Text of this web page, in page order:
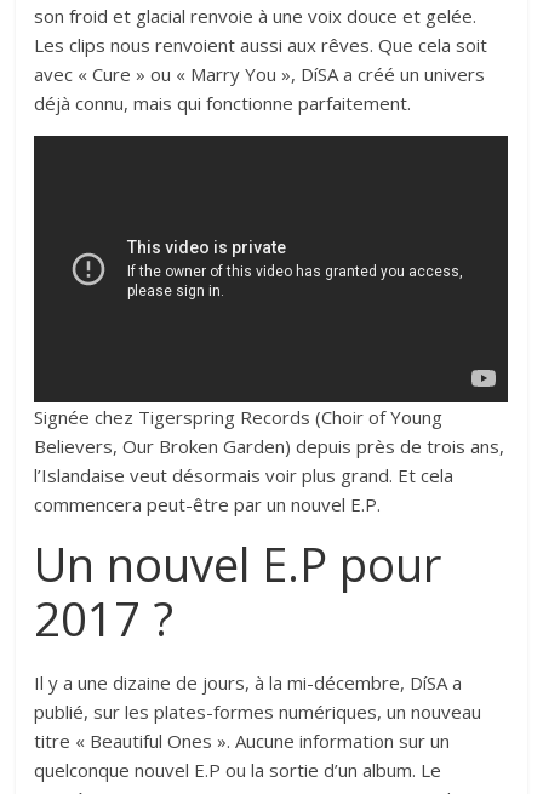
son froid et glacial renvoie à une voix douce et gelée.
Les clips nous renvoient aussi aux rêves. Que cela soit
avec « Cure » ou « Marry You », DíSA a créé un univers
déjà connu, mais qui fonctionne parfaitement.
Signée chez Tigerspring Records (Choir of Young
Believers, Our Broken Garden) depuis près de trois ans,
l’Islandaise veut désormais voir plus grand. Et cela
commencera peut-être par un nouvel E.P.
Un nouvel E.P pour
2017 ?
Il y a une dizaine de jours, à la mi-décembre, DíSA a
publié, sur les plates-formes numériques, un nouveau
titre « Beautiful Ones ». Aucune information sur un
quelconque nouvel E.P ou la sortie d’un album. Le